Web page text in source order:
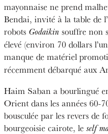
mayonnaise ne prend
Bendai, invité à la table de
robots Godaikin souffre non
élevé (environ 70 dollars
manque de matériel
récemment débarqué aux
Haim Saban a bourlingué
Orient dans les années 60-
bousculée par les revers de
bourgeoisie cairote, le self